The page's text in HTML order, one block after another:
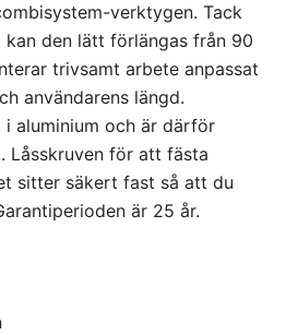
verktygen. Tack
den lätt förlängas från 90
trivsamt arbete anpassat
användarens längd.
aluminium och är därför
Låsskruven för att fästa
sitter säkert fast så att du
är 25 år.